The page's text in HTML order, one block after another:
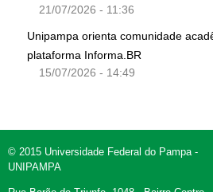
21/07/2026 - 11:36
Unipampa orienta comunidade
plataforma Informa.BR
15/07/2026 - 14:49
© 2015 Universidade Federal do Pampa -
UNIPAMPA